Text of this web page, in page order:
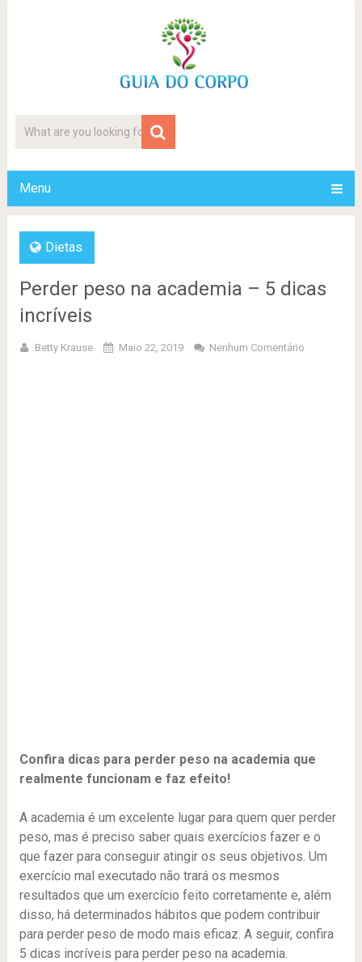
Menu
Dietas
Perder peso na academia – 5 dicas
incríveis
Betty Krause Maio 22, 2019 Nenhum Comentário
Confira dicas para perder peso na academia que
realmente funcionam e faz efeito!
A academia é um excelente lugar para quem quer perder
peso, mas é preciso saber quais exercícios fazer e o
que fazer para conseguir atingir os seus objetivos. Um
exercício mal executado não trará os mesmos
resultados que um exercício feito corretamente e, além
disso, há determinados hábitos que podem contribuir
para perder peso de modo mais eficaz. A seguir, confira
5 dicas incríveis para perder peso na academia.